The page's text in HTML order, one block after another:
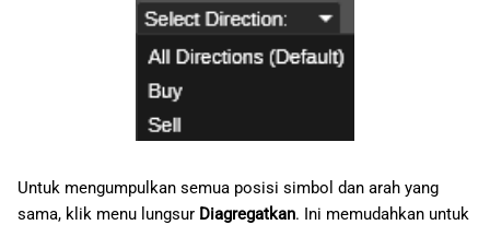
Untuk mengumpulkan semua posisi simbol dan arah yang
sama, klik menu lungsur Diagregatkan. Ini memudahkan untuk